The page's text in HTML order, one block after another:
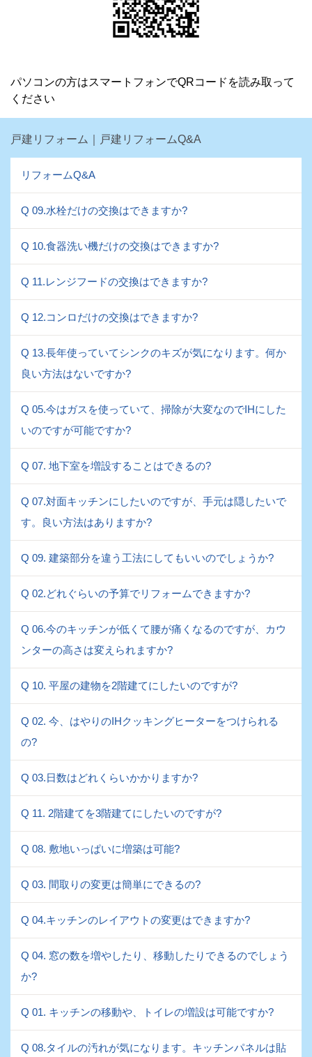
パソコンの方はスマートフォンでQRコードを読み取って
ください
戸建リフォーム｜戸建リフォームQ&A
リフォームQ&A
Q 09.水栓だけの交換はできますか?
Q 10.食器洗い機だけの交換はできますか?
Q 11.レンジフードの交換はできますか?
Q 12.コンロだけの交換はできますか?
Q 13.長年使っていてシンクのキズが気になります。何か
良い方法はないですか?
Q 05.今はガスを使っていて、掃除が大変なのでIHにした
いのですが可能ですか?
Q 07. 地下室を増設することはできるの?
Q 07.対面キッチンにしたいのですが、手元は隠したいで
す。良い方法はありますか?
Q 09. 建築部分を違う工法にしてもいいのでしょうか?
Q 02.どれぐらいの予算でリフォームできますか?
Q 06.今のキッチンが低くて腰が痛くなるのですが、カウ
ンターの高さは変えられますか?
Q 10. 平屋の建物を2階建てにしたいのですが?
Q 02. 今、はやりのIHクッキングヒーターをつけられる
の?
Q 03.日数はどれくらいかかりますか?
Q 11. 2階建てを3階建てにしたいのですが?
Q 08. 敷地いっぱいに増築は可能?
Q 03. 間取りの変更は簡単にできるの?
Q 04.キッチンのレイアウトの変更はできますか?
Q 04. 窓の数を増やしたり、移動したりできるのでしょう
か?
Q 01. キッチンの移動や、トイレの増設は可能ですか?
Q 08.タイルの汚れが気になります。キッチンパネルは貼